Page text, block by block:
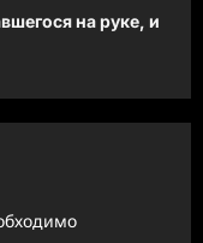
на руке, и